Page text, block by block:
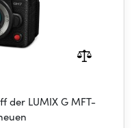
der LUMIX G MFT-